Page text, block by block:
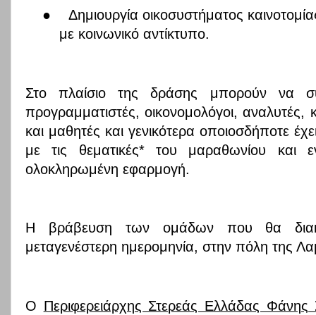
●
Δημιουργία οικοσυστήματος
με κοινωνικό αντίκτυπο.
Στο πλαίσιο της δράσης μπορούν να
προγραμματιστές, οικονομολόγοι, αναλυτές,
και μαθητές και γενικότερα οποιοσδήποτε
με τις θεματικές* του μαραθωνίου και
ολοκληρωμένη εφαρμογή.
Η βράβευση των ομάδων που θα
μεταγενέστερη ημερομηνία, στην πόλη της
Ο Περιφερειάρχης Στερεάς Ελλάδας Φάνης